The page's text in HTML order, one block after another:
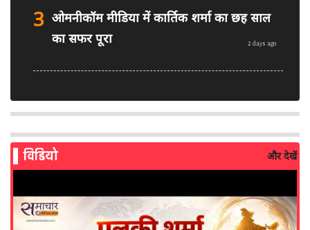
3 ओमनीकॉम मीडिया में कार्तिक शर्मा का छह साल
का सफर पूरा
2 days ago
मिलेगी मेटा की ग्लोबल टीम
2 days ago
5 AI से बने फर्जी पोस्ट पर LinkedIn की सख्ती:
विडियो और देखें